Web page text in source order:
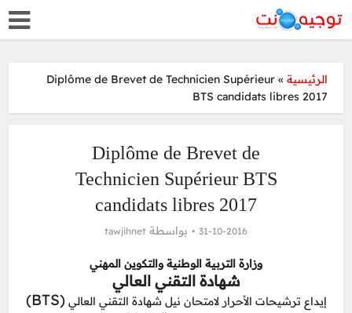
الرئيسية »
Diplôme de Brevet de Technicien Supérieur
BTS candidats libres 2017
Diplôme de Brevet de
Technicien Supérieur BTS
candidats libres 2017
31-10-2016 بواسطة tawjihnet
وزارة التربية الوطنية والتكوين المهني
شهادة التقني العالي
إيداع ترشيحات الأحرار لامتحان نيل شهادة التقني العالي(BTS)